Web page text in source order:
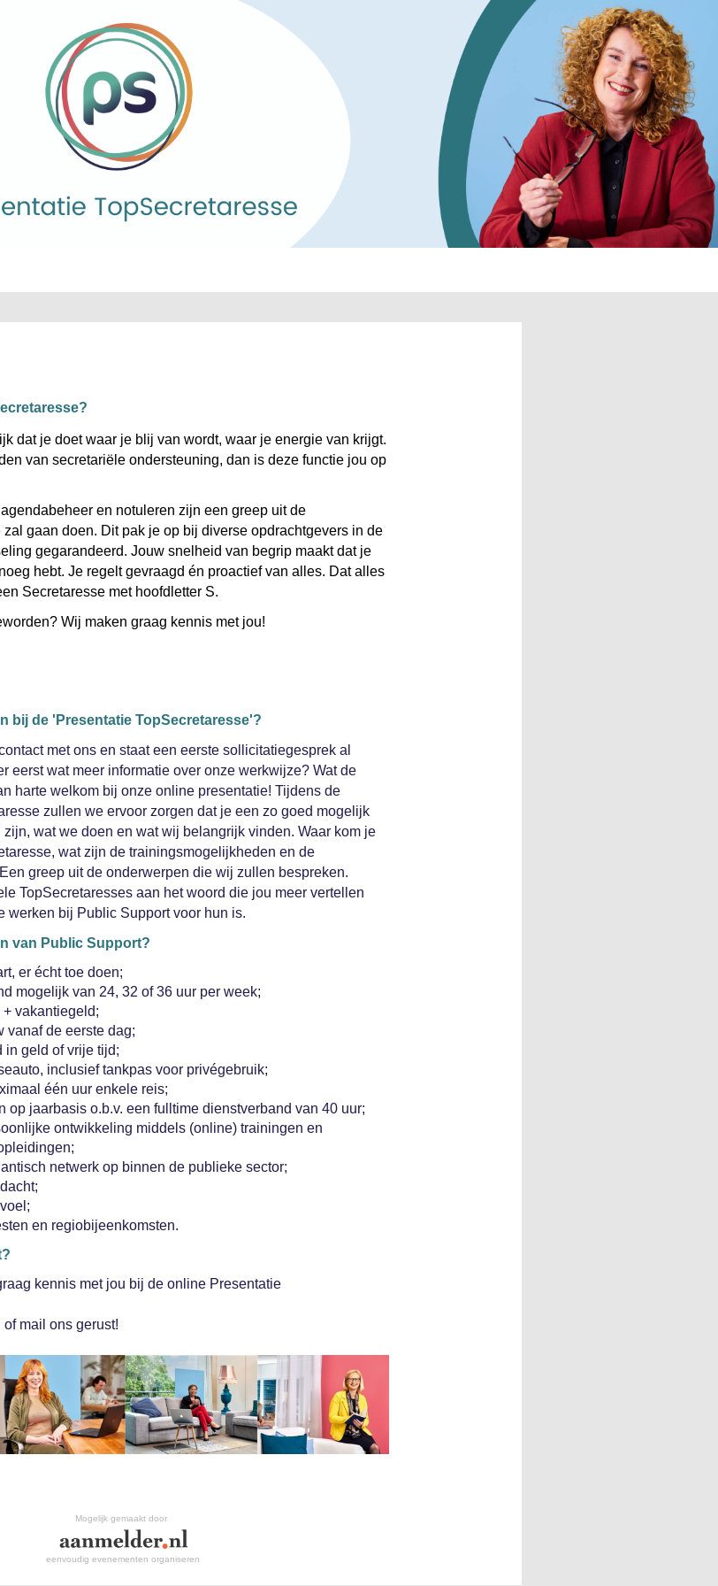
dat je doet waar je blij van wordt, waar je energie van krijgt.
van secretariële ondersteuning, dan is deze functie jou op
en notuleren zijn een greep uit de
gaan doen. Dit pak je op bij diverse opdrachtgevers in de
gegarandeerd. Jouw snelheid van begrip maakt dat je
hebt. Je regelt gevraagd én proactief van alles. Dat alles
Secretaresse met hoofdletter S.
Wij maken graag kennis met jou!
bij de 'Presentatie TopSecretaresse'?
met ons en staat een eerste sollicitatiegesprek al
eerst wat meer informatie over onze werkwijze? Wat de
harte welkom bij onze online presentatie! Tijdens de
zullen we ervoor zorgen dat je een zo goed mogelijk
wat we doen en wat wij belangrijk vinden. Waar kom je
wat zijn de trainingsmogelijkheden en de
greep uit de onderwerpen die wij zullen bespreken.
TopSecretaresses aan het woord die jou meer vertellen
werken bij Public Support voor hun is.
van Public Support?
er écht toe doen;
mogelijk van 24, 32 of 36 uur per week;
vakantiegeld;
vanaf de eerste dag;
in geld of vrije tijd;
inclusief tankpas voor privégebruik;
één uur enkele reis;
op jaarbasis o.b.v. een fulltime dienstverband van 40 uur;
ontwikkeling middels (online) trainingen en
netwerk op binnen de publieke sector;
en regiobijeenkomsten.
kennis met jou bij de online Presentatie
mail ons gerust!
Mogelijk gemaakt door
eenvoudig evenementen organiseren